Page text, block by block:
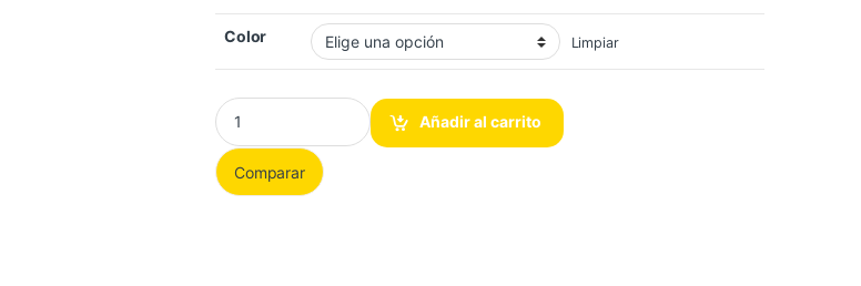
Color Limpiar
Reloj Michael Kors Blair para Mujer, Cronógrafo, Acero/Piel cantidad
Añadir al carrito
Comparar